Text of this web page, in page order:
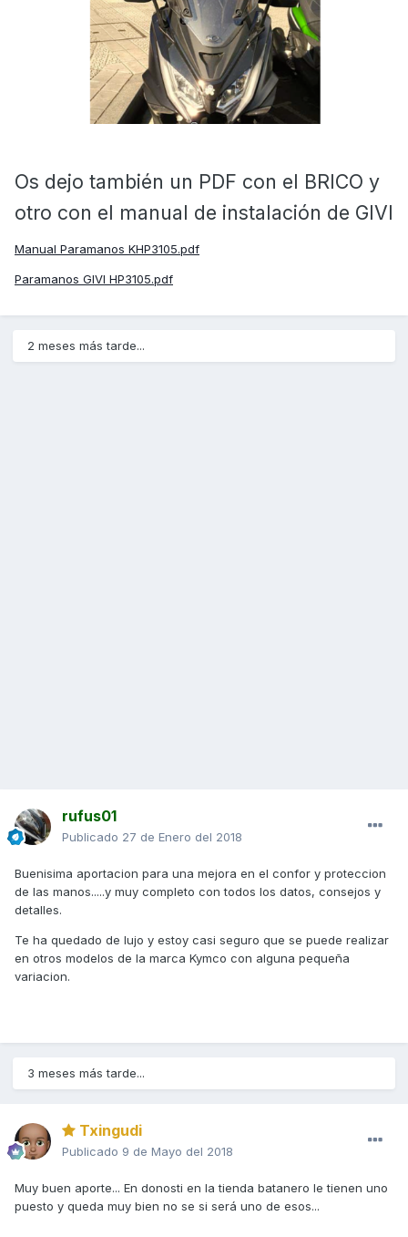
Os dejo también un PDF con el BRICO y
otro con el manual de instalación de GIVI
Manual Paramanos KHP3105.pdf
Paramanos GIVI HP3105.pdf
2 meses más tarde...
rufus01
Publicado 27 de Enero del 2018
Buenisima aportacion para una mejora en el confor y proteccion
de las manos.....y muy completo con todos los datos, consejos y
detalles.
Te ha quedado de lujo y estoy casi seguro que se puede realizar
en otros modelos de la marca Kymco con alguna pequeña
variacion.
3 meses más tarde...
Txingudi
Publicado 9 de Mayo del 2018
Muy buen aporte... En donosti en la tienda batanero le tienen uno
puesto y queda muy bien no se si será uno de esos...